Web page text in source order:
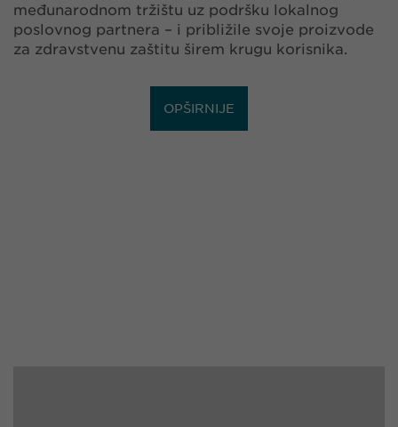
međunarodnom tržištu uz podršku lokalnog
poslovnog partnera – i približile svoje proizvode
za zdravstvenu zaštitu širem krugu korisnika.
OPŠIRNIJE